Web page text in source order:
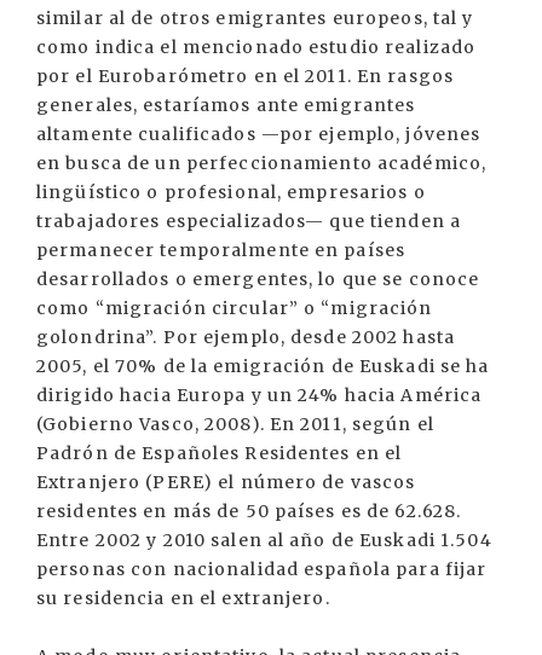
similar al de otros emigrantes europeos, tal y
como indica el mencionado estudio realizado
por el Eurobarómetro en el 2011. En rasgos
generales, estaríamos ante emigrantes
altamente cualificados —por ejemplo, jóvenes
en busca de un perfeccionamiento académico,
lingüístico o profesional, empresarios o
trabajadores especializados— que tienden a
permanecer temporalmente en países
desarrollados o emergentes, lo que se conoce
como “migración circular” o “migración
golondrina”. Por ejemplo, desde 2002 hasta
2005, el 70% de la emigración de Euskadi se ha
dirigido hacia Europa y un 24% hacia América
(Gobierno Vasco, 2008). En 2011, según el
Padrón de Españoles Residentes en el
Extranjero (PERE) el número de vascos
residentes en más de 50 países es de 62.628.
Entre 2002 y 2010 salen al año de Euskadi 1.504
personas con nacionalidad española para fijar
su residencia en el extranjero.